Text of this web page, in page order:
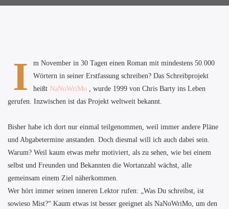
I
m November in 30 Tagen einen Roman mit mindestens 50.000
Wörtern in seiner Erstfassung schreiben? Das Schreibprojekt
heißt NaNoWriMo , wurde 1999 von Chris Barty ins Leben
gerufen. Inzwischen ist das Projekt weltweit bekannt.
Bisher habe ich dort nur einmal teilgenommen, weil immer andere Pläne
und Abgabetermine anstanden. Doch diesmal will ich auch dabei sein.
Warum? Weil kaum etwas mehr motiviert, als zu sehen, wie bei einem
selbst und Freunden und Bekannten die Wortanzahl wächst, alle
gemeinsam einem Ziel näherkommen.
Wer hört immer seinen inneren Lektor rufen: „Was Du schreibst, ist
sowieso Mist?“ Kaum etwas ist besser geeignet als NaNoWriMo, um den